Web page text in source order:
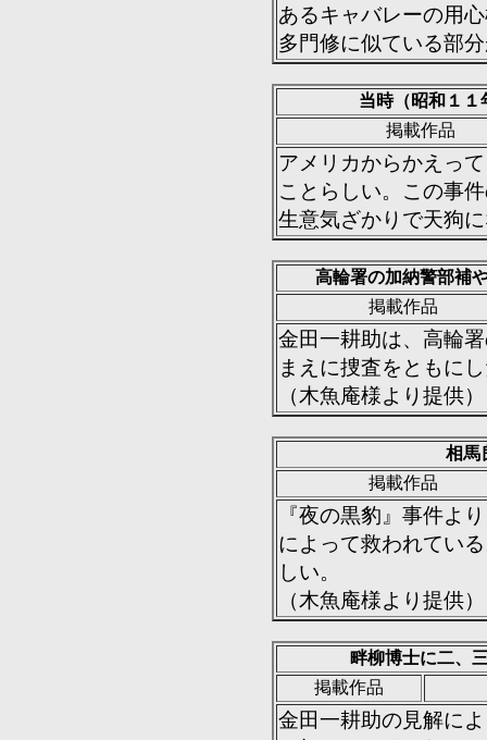
あるキャバレーの用
多門修に似ている部
当時（昭和１１
掲載作品
アメリカからかえっ
ことらしい。この事
生意気ざかりで天狗
高輪署の加納警部補
掲載作品
金田一耕助は、高輪
まえに捜査をともに
（木魚庵様より提供）
相馬
掲載作品
『夜の黒豹』事件よ
によって救われてい
しい。
（木魚庵様より提供）
畔柳博士に二、
掲載作品
金田一耕助の見解に